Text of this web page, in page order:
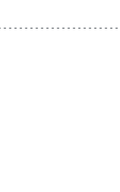
- - - - - - - - - - - - - - - - - - - -